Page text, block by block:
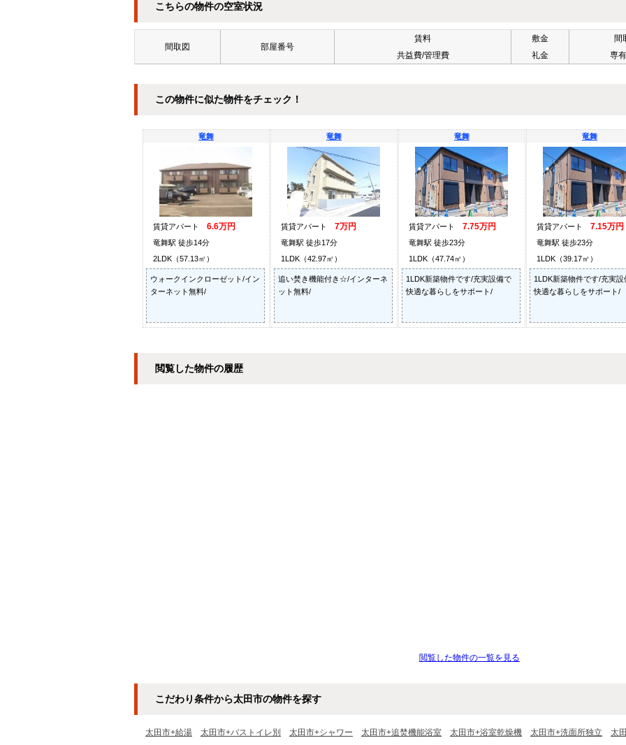
こちらの物件の空室状況
間取図 部屋番号
賃料
共益費/管理費
敷金
礼金
間
専
この物件に似た物件をチェック！
竜舞
賃貸アパート 6.6万円
竜舞駅 徒歩14分
2LDK（57.13㎡）
ウォークインクローゼット/イン
ターネット無料/
竜舞
賃貸アパート 7万円
竜舞駅 徒歩17分
1LDK（42.97㎡）
追い焚き機能付き☆/インターネ
ット無料/
竜舞
賃貸アパート 7.75万円
竜舞駅 徒歩23分
1LDK（47.74㎡）
1LDK新築物件です/充実設備で
快適な暮らしをサポート/
竜舞
賃貸アパート 7.15万円
竜舞駅 徒歩23分
1LDK（39.17㎡）
1LDK新築物件です/充実設
快適な暮らしをサポート/
閲覧した物件の履歴
閲覧した物件の一覧を見る
こだわり条件から太田市の物件を探す
太田市+給湯 太田市+バストイレ別 太田市+シャワー 太田市+追焚機能浴室 太田市+浴室乾燥機 太田市+洗面所独立 太